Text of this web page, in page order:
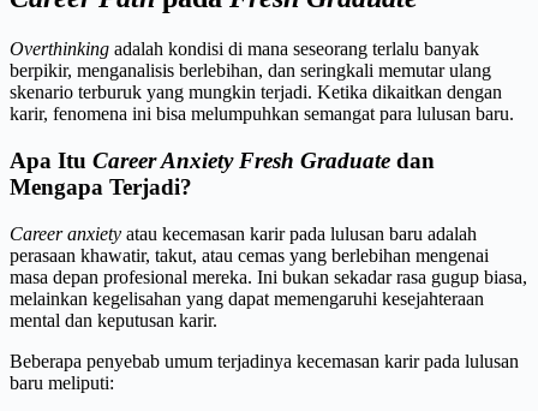
Overthinking adalah kondisi di mana seseorang terlalu banyak
berpikir, menganalisis berlebihan, dan seringkali memutar ulang
skenario terburuk yang mungkin terjadi. Ketika dikaitkan dengan
karir, fenomena ini bisa melumpuhkan semangat para lulusan baru.
Apa Itu Career Anxiety Fresh Graduate dan
Mengapa Terjadi?
Career anxiety atau kecemasan karir pada lulusan baru adalah
perasaan khawatir, takut, atau cemas yang berlebihan mengenai
masa depan profesional mereka. Ini bukan sekadar rasa gugup biasa,
melainkan kegelisahan yang dapat memengaruhi kesejahteraan
mental dan keputusan karir.
Beberapa penyebab umum terjadinya kecemasan karir pada lulusan
baru meliputi: